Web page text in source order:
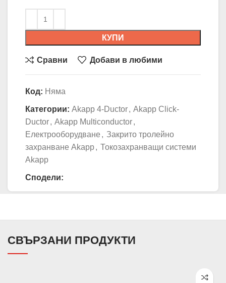
КУПИ
Сравни Добави в любими
Код: Няма
Категории: Akapp 4-Ductor, Akapp Click-
Ductor, Akapp Multiconductor,
Електрооборудване , Закрито тролейно
захранване Akapp, Токозахранващи системи
Akapp
Сподели:
СВЪРЗАНИ ПРОДУКТИ